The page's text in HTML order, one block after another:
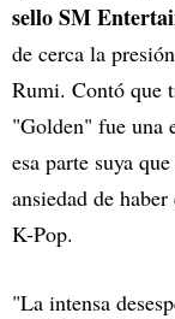
sello SM
de cerca la
Rumi. Contó que
"Golden" fue una
esa parte suya
ansiedad de
K-Pop.
"La intensa